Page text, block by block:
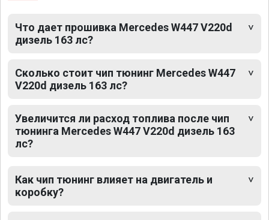
Что дает прошивка Mercedes W447 V220d
дизель 163 лс?
Сколько стоит чип тюнинг Mercedes W447
V220d дизель 163 лс?
Увеличится ли расход топлива после чип
тюнинга Mercedes W447 V220d дизель 163
лс?
Как чип тюнинг влияет на двигатель и
коробку?